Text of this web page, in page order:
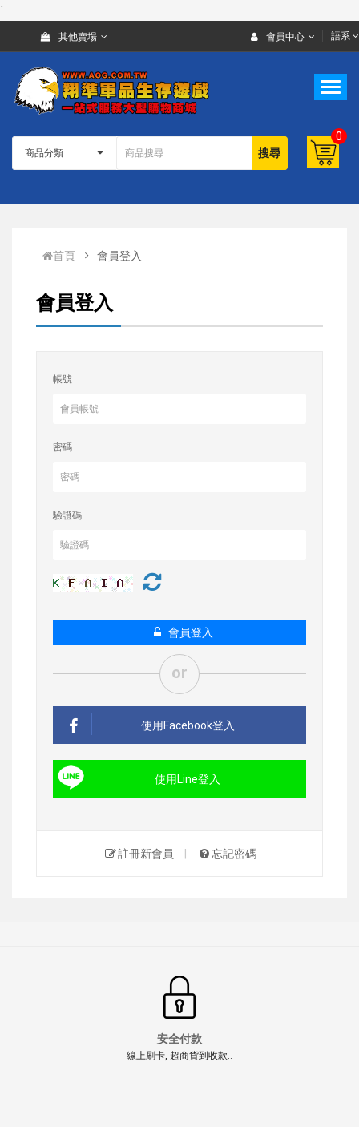
`
其他賣場 會員中心 語系
搜尋
0
首頁 會員登入
會員登入
帳號
密碼
驗證碼
會員登入
or
使用Facebook登入
使用Line登入
註冊新會員 | 忘記密碼
安全付款
線上刷卡, 超商貨到收款..